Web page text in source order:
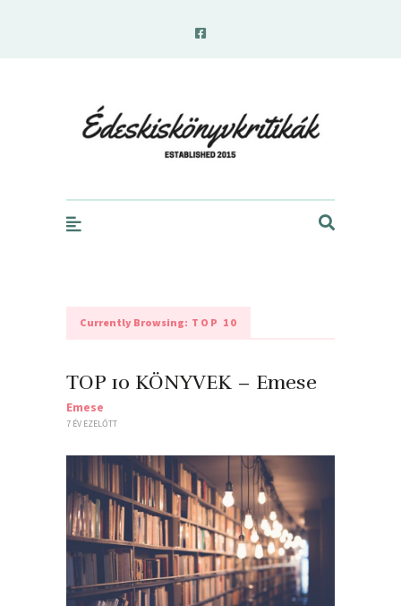
Currently Browsing: TOP 10
TOP 10 KÖNYVEK – Emese
Emese
7 ÉV EZELŐTT